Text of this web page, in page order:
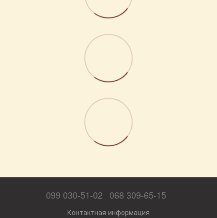
099 030-51-02 068 309-65-15
Контактная информация